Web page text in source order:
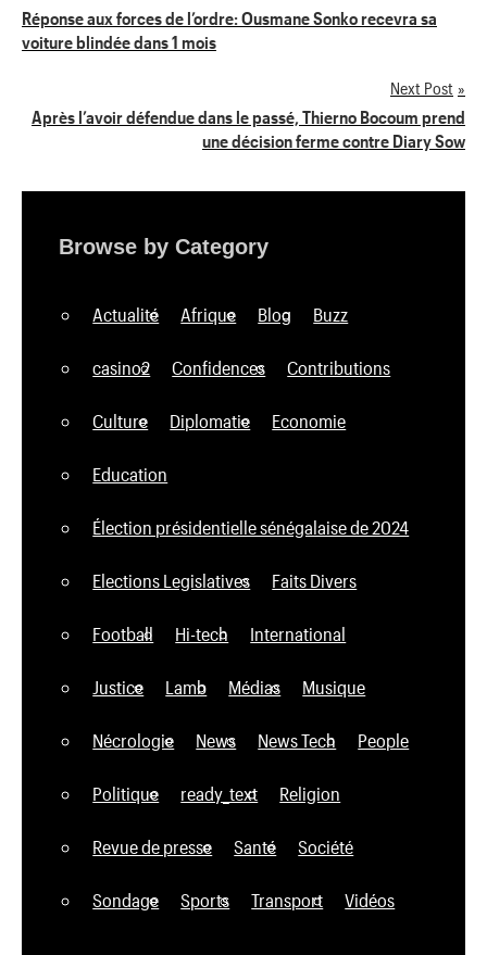
Navigation
de
Réponse aux forces de l’ordre: Ousmane Sonko recevra sa
voiture blindée dans 1 mois
Next Post
Après l’avoir défendue dans le passé, Thierno Bocoum prend
une décision ferme contre Diary Sow
Browse by Category
Actualité Afrique Blog Buzz
casino2 Confidences Contributions
Culture Diplomatie Economie
Education
Élection présidentielle sénégalaise de 2024
Elections Legislatives Faits Divers
Football Hi-tech International
Justice Lamb Médias Musique
Nécrologie News News Tech People
Politique ready_text Religion
Revue de presse Santé Société
Sondage Sports Transport Vidéos